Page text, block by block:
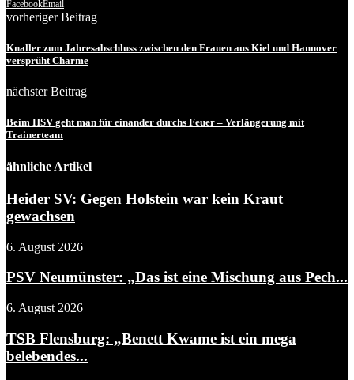
FacebookEmail
vorheriger Beitrag
Knaller zum Jahresabschluss zwischen den Frauen aus Kiel und Hannover
versprüht Charme
nächster Beitrag
Beim HSV geht man für einander durchs Feuer – Verlängerung mit
Trainerteam
ähnliche Artikel
Heider SV: Gegen Holstein war kein Kraut
gewachsen
6. August 2026
PSV Neumünster: „Das ist eine Mischung aus Pech...
6. August 2026
TSB Flensburg: „Benett Kwame ist ein mega
belebendes...